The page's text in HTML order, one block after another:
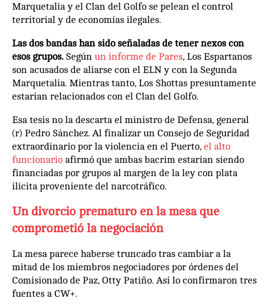
Marquetalia y el Clan del Golfo se pelean el control
territorial y de economías ilegales.
Las dos bandas han sido señaladas de tener nexos con
esos grupos. Según un informe de Pares, Los Espartanos
son acusados de aliarse con el ELN y con la Segunda
Marquetalia. Mientras tanto, Los Shottas presuntamente
estarían relacionados con el Clan del Golfo.
Esa tesis no la descarta el ministro de Defensa, general
(r) Pedro Sánchez. Al finalizar un Consejo de Seguridad
extraordinario por la violencia en el Puerto, el alto
funcionario afirmó que ambas bacrim estarían siendo
financiadas por grupos al margen de la ley con plata
ilícita proveniente del narcotráfico.
Un divorcio prematuro en la mesa que
comprometió la negociación
La mesa parece haberse truncado tras cambiar a la
mitad de los miembros negociadores por órdenes del
Comisionado de Paz, Otty Patiño. Así lo confirmaron tres
fuentes a CW+.